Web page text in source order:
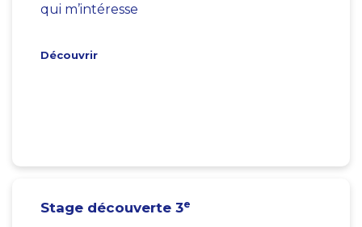
qui m’intéresse
Découvrir
Stage découverte 3e